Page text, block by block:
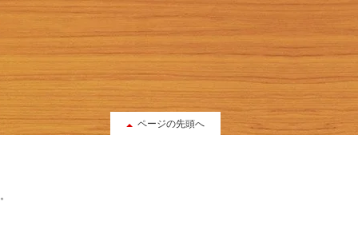
ページの先頭へ